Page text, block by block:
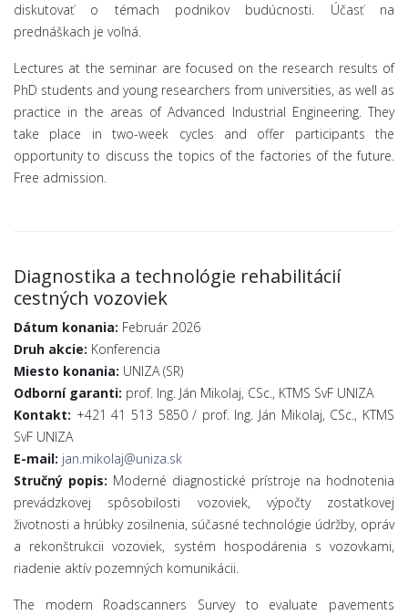
diskutovať o témach podnikov budúcnosti. Účasť na
prednáškach je voľná.
Lectures at the seminar are focused on the research results of
PhD students and young researchers from universities, as well as
practice in the areas of Advanced Industrial Engineering. They
take place in two-week cycles and offer participants the
opportunity to discuss the topics of the factories of the future.
Free admission.
Diagnostika a technológie rehabilitácií
cestných vozoviek
Dátum konania: Február 2026
Druh akcie: Konferencia
Miesto konania: UNIZA (SR)
Odborní garanti: prof. Ing. Ján Mikolaj, CSc., KTMS SvF UNIZA
Kontakt: +421 41 513 5850 / prof. Ing. Ján Mikolaj, CSc., KTMS
SvF UNIZA
E-mail: jan.mikolaj@uniza.sk
Stručný popis: Moderné diagnostické prístroje na hodnotenia
prevádzkovej spôsobilosti vozoviek, výpočty zostatkovej
životnosti a hrúbky zosilnenia, súčasné technológie údržby, opráv
a rekonštrukcii vozoviek, systém hospodárenia s vozovkami,
riadenie aktív pozemných komunikácii.
The modern Roadscanners Survey to evaluate pavements